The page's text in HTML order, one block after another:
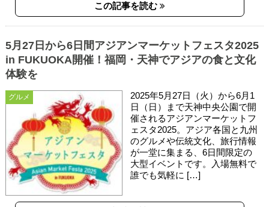
この記事を読む
グルメ
5月27日から6日間アジアンマーケットフェスタ2025
in FUKUOKA開催！福岡・天神でアジアの食と文化
体験を
2025年5月27日（火）から6月1
日（日）まで天神中央公園で開
催されるアジアンマーケットフ
ェスタ2025。アジア各国と九州
のグルメや伝統文化、旅行情報
が一堂に集まる、6日間限定の
大型イベントです。入場無料で
誰でも気軽に […]